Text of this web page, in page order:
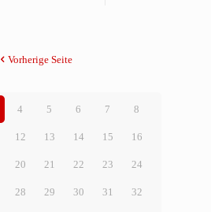
Vorherige Seite
4 5 6 7 8
12 13 14 15 16
20 21 22 23 24
28 29 30 31 32